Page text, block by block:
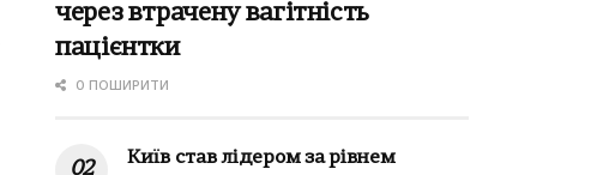
через втрачену вагітність
пацієнтки
0 ПОШИРИТИ
Київ став лідером за рівнем